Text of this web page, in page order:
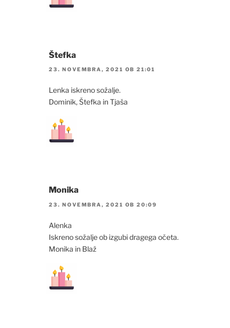
Štefka
23. NOVEMBRA, 2021 OB 21:01
Lenka iskreno sožalje.
Dominik, Štefka in Tjaša
Monika
23. NOVEMBRA, 2021 OB 20:09
Alenka
Iskreno sožalje ob izgubi dragega očeta.
Monika in Blaž